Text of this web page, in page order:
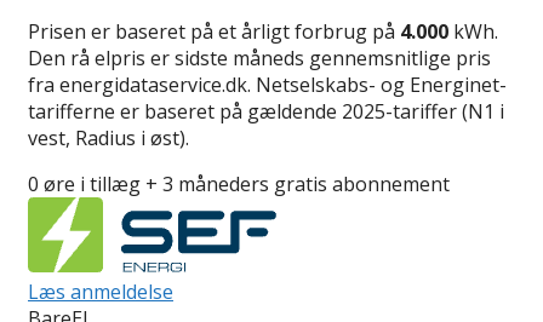
Prisen er baseret på et årligt forbrug på 4.000 kWh.
Den rå elpris er sidste måneds gennemsnitlige pris
fra energidataservice.dk. Netselskabs- og Energinet-
tarifferne er baseret på gældende 2025-tariffer (N1 i
vest, Radius i øst).
0 øre i tillæg + 3 måneders gratis abonnement
Læs anmeldelse